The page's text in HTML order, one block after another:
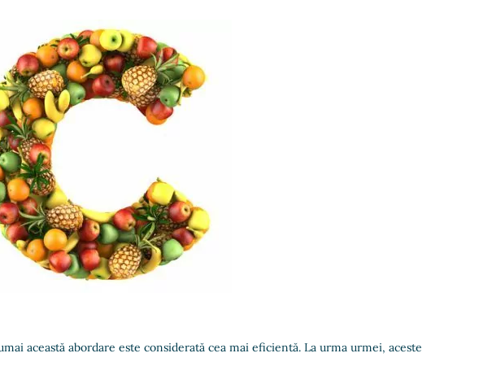
această abordare este considerată cea mai eficientă. La urma urmei, aceste